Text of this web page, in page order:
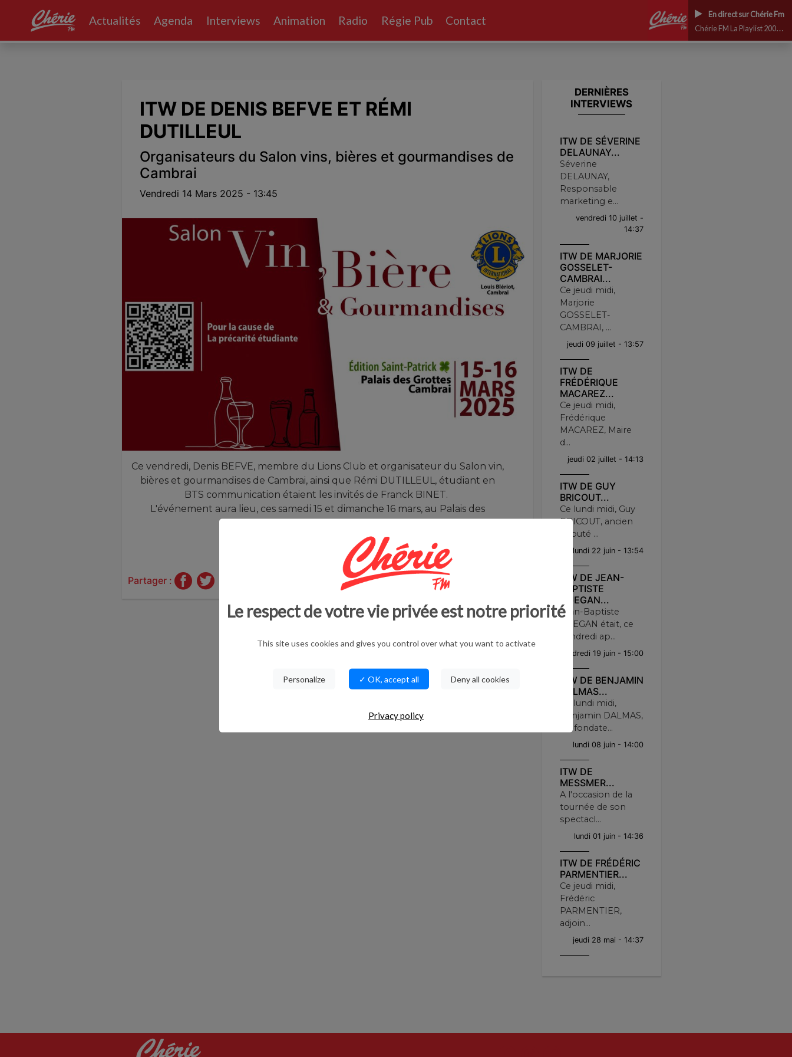
Actualités Agenda Interviews Animation Radio Régie Pub Contact
En direct sur Chérie Fm
Chérie FM La Playlist 2000 CHERIE FM
ITW DE DENIS BEFVE ET RÉMI
DUTILLEUL
Organisateurs du Salon vins, bières et gourmandises de
Cambrai
Vendredi 14 Mars 2025 - 13:45
Ce vendredi, Denis BEFVE, membre du Lions Club et organisateur du Salon vin,
bières et gourmandises de Cambrai, ainsi que Rémi DUTILLEUL, étudiant en
BTS communication étaient les invités de Franck BINET.
L'événement aura lieu, ces samedi 15 et dimanche 16 mars, au Palais des
Grottes.
Le podcast est à retrouver sur ce lien.
Partager :
DERNIÈRES
INTERVIEWS
ITW DE SÉVERINE
DELAUNAY...
Séverine
DELAUNAY,
Responsable
marketing e...
vendredi 10 juillet -
14:37
ITW DE MARJORIE
GOSSELET-
CAMBRAI...
Ce jeudi midi,
Marjorie
GOSSELET-
CAMBRAI, ...
jeudi 09 juillet - 13:57
ITW DE
FRÉDÉRIQUE
MACAREZ...
Ce jeudi midi,
Frédérique
MACAREZ, Maire
d...
jeudi 02 juillet - 14:13
ITW DE GUY
BRICOUT...
Ce lundi midi, Guy
BRICOUT, ancien
député ...
lundi 22 juin - 13:54
ITW DE JEAN-
BAPTISTE
GUEGAN...
Jean-Baptiste
GUEGAN était, ce
vendredi ap...
vendredi 19 juin - 15:00
ITW DE BENJAMIN
DALMAS...
Ce lundi midi,
Benjamin DALMAS,
co-fondate...
lundi 08 juin - 14:00
ITW DE
MESSMER...
A l'occasion de la
tournée de son
spectacl...
lundi 01 juin - 14:36
ITW DE FRÉDÉRIC
PARMENTIER...
Ce jeudi midi,
Frédéric
PARMENTIER,
adjoin...
jeudi 28 mai - 14:37
Le respect de votre vie privée est notre priorité
This site uses cookies and gives you control over what you want to activate
Personalize ✓ OK, accept all Deny all cookies
Privacy policy